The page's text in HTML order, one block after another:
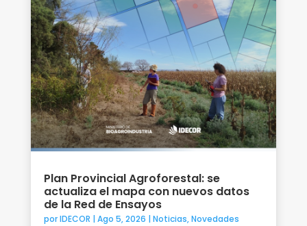
Plan Provincial Agroforestal: se
actualiza el mapa con nuevos datos
de la Red de Ensayos
porIDECOR | Ago 5, 2026 | Noticias,Novedades